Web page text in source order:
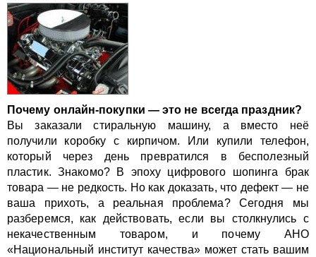
Почему онлайн-покупки — это не всегда праздник?
Вы заказали стиральную машину, а вместо неё
получили коробку с кирпичом. Или купили телефон,
который через день превратился в бесполезный
пластик. Знакомо? В эпоху цифрового шопинга брак
товара — не редкость. Но как доказать, что дефект — не
ваша прихоть, а реальная проблема? Сегодня мы
разберемся, как действовать, если вы столкнулись с
некачественным товаром, и почему АНО
«Национальный институт качества» может стать вашим